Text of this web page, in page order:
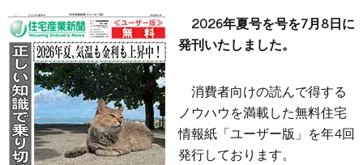
2026年夏号を号を7月8日に
発刊いたしました。
消費者向けの読んで得する
ノウハウを満載した無料住宅
情報紙「ユーザー版」を年4回
発行しております。